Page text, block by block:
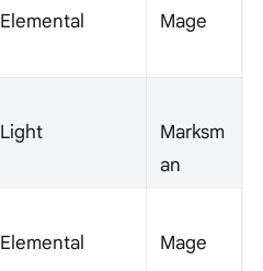
Elemental Mage
Light
Marksm
an
Elemental Mage